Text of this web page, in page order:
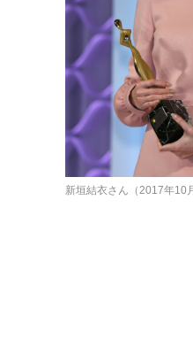
新垣結衣さん（2017年10